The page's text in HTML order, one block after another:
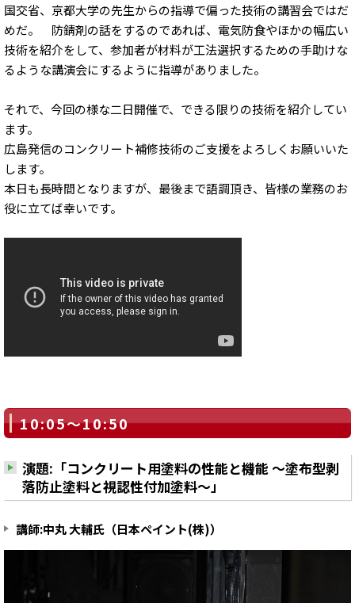
国交省、京都大学の先生からの指導で偏った技術の講習会ではだ
めだ。 防錆剤の話をするのであれば、電気防食やほかの幅広い
技術を紹介をして、参加者が材料が工法選択するための手助けな
るような講演会にするように指導がありました。
それで、今回の様な二日開催で、できる限りの技術を紹介してい
ます。
広島発信のコンクリート補修技術のご支援をよろしくお願いいた
します。
本日も長時間となりますが、最後まで語調頂き、皆様の業務のお
役に立てば幸いです。
10:05～10:50
演題:「コンクリート用塗料の性能と機能 ～塗布型剥
落防止塗料と視認性付加塗料～」
講師:中丸 大輔氏（日本ペイント(株)）